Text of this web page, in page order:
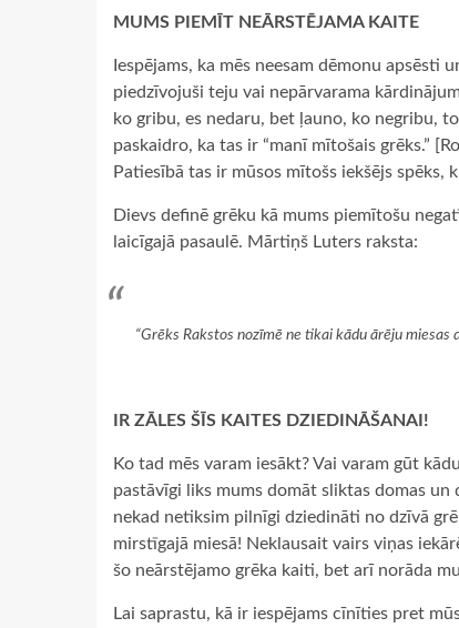
MUMS PIEMĪT NEĀRSTĒJAMA KAITE
Iespējams, ka mēs neesam dēmonu apsēsti
piedzīvojuši teju vai nepārvarama
ko gribu, es nedaru, bet ļauno, ko negribu,
paskaidro, ka tas ir “manī mītošais grēks.”
Patiesībā tas ir mūsos mītošs iekšējs spēks,
Dievs definē grēku kā mums piemītošu
laicīgajā pasaulē. Mārtiņš Luters raksta:
“Grēks Rakstos nozīmē ne tikai kādu ārēju
IR ZĀLES ŠĪS KAITES DZIEDINĀŠANAI!
Ko tad mēs varam iesākt? Vai varam gūt
pastāvīgi liks mums domāt sliktas domas
nekad netiksim pilnīgi dziedināti no dzīvā
mirstīgajā miesā! Neklausait vairs viņas
šo neārstējamo grēka kaiti, bet arī norāda
Lai saprastu, kā ir iespējams cīnīties pret